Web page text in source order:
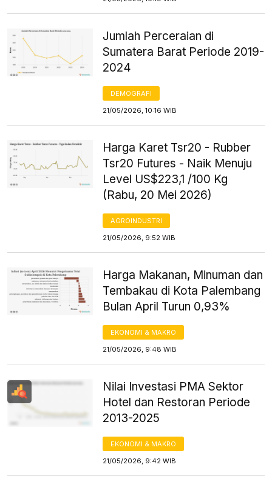
Jumlah Perceraian di
Sumatera Barat Periode 2019-
2024
DEMOGRAFI
21/05/2026, 10:16 WIB
Harga Karet Tsr20 - Rubber
Tsr20 Futures - Naik Menuju
Level US$223,1 /100 Kg
(Rabu, 20 Mei 2026)
AGROINDUSTRI
21/05/2026, 9:52 WIB
Harga Makanan, Minuman dan
Tembakau di Kota Palembang
Bulan April Turun 0,93%
EKONOMI & MAKRO
21/05/2026, 9:48 WIB
Nilai Investasi PMA Sektor
Hotel dan Restoran Periode
2013-2025
EKONOMI & MAKRO
21/05/2026, 9:42 WIB